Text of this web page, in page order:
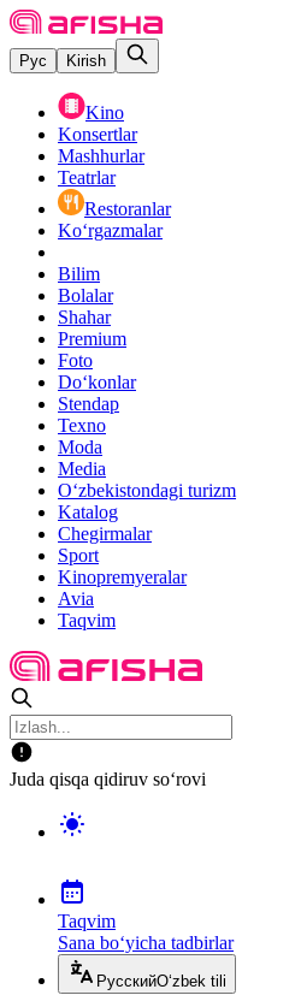
Рус Kirish
Kino
Konsertlar
Mashhurlar
Teatrlar
Restoranlar
Ko‘rgazmalar
Bilim
Bolalar
Shahar
Premium
Foto
Do‘konlar
Stendap
Texno
Moda
Media
O‘zbekistondagi turizm
Katalog
Chegirmalar
Sport
Kinopremyeralar
Avia
Taqvim
Juda qisqa qidiruv so‘rovi
Taqvim
Sana bo‘yicha tadbirlar
РусскийO‘zbek tili